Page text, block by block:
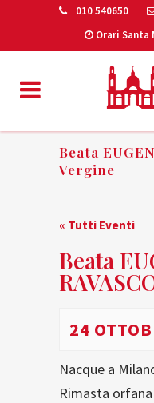
010 540650
Orari Santa
Beata
Vergine
« Tutti Eventi
Beata
24
Nacque a
Rimasta